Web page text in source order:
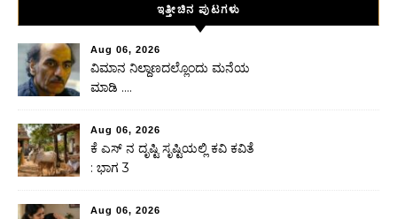
ಇತ್ತೀಚಿನ ಪುಟಗಳು
Aug 06, 2026
ವಿಮಾನ ನಿಲ್ದಾಣದಲ್ಲೊಂದು ಮನೆಯ
ಮಾಡಿ ….
Aug 06, 2026
ಕೆ ಎಸ್ ನ ದೃಷ್ಟಿ ಸೃಷ್ಟಿಯಲ್ಲಿ ಕವಿ ಕವಿತೆ
: ಭಾಗ 3
Aug 06, 2026